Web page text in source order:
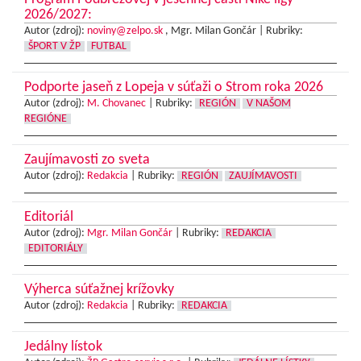
2026/2027:
Autor (zdroj): noviny@zelpo.sk , Mgr. Milan Gončár |
Rubriky:
ŠPORT V ŽP
FUTBAL
Podporte jaseň z Lopeja v súťaži o Strom roka 2026
Autor (zdroj): M. Chovanec Rubriky: REGIÓN
V NAŠOM
REGIÓNE
Zaujímavosti zo sveta
Autor (zdroj): Redakcia Rubriky: REGIÓN ZAUJÍMAVOSTI
Editoriál
Autor (zdroj): Mgr. Milan Gončár Rubriky:
REDAKCIA
EDITORIÁLY
Výherca súťažnej krížovky
Autor (zdroj): Redakcia Rubriky: REDAKCIA
Jedálny lístok